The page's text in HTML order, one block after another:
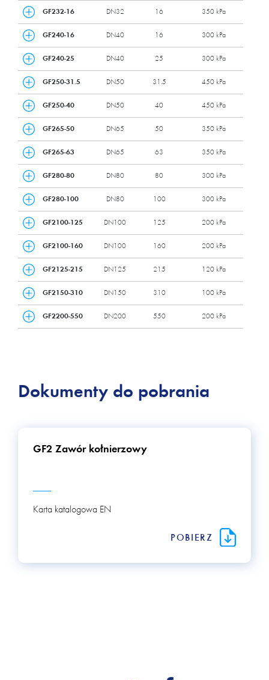
GF232-16 DN32 16 350 kPa
GF240-16 DN40 16 300 kPa
GF240-25 DN40 25 300 kPa
GF250-31.5 DN50 31.5 450 kPa
GF250-40 DN50 40 450 kPa
GF265-50 DN65 50 350 kPa
GF265-63 DN65 63 350 kPa
GF280-80 DN80 80 300 kPa
GF280-100 DN80 100 300 kPa
GF2100-125 DN100 125 200 kPa
GF2100-160 DN100 160 200 kPa
GF2125-215 DN125 215 120 kPa
GF2150-310 DN150 310 100 kPa
GF2200-550 DN200 550 200 kPa
Dokumenty do pobrania
GF2 Zawór kołnierzowy
Karta katalogowa EN
POBIERZ